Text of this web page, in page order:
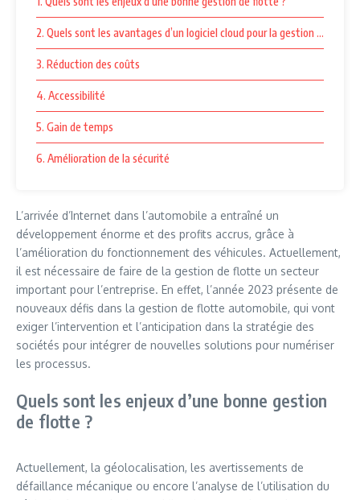
2. Quels sont les avantages d’un logiciel cloud pour la gestion de flotte
3. Réduction des coûts
4. Accessibilité
5. Gain de temps
6. Amélioration de la sécurité
L’arrivée d’Internet dans l’automobile a entraîné un
développement énorme et des profits accrus, grâce à
l’amélioration du fonctionnement des véhicules. Actuellement,
il est nécessaire de faire de la gestion de flotte un secteur
important pour l’entreprise. En effet, l’année 2023 présente de
nouveaux défis dans la gestion de flotte automobile, qui vont
exiger l’intervention et l’anticipation dans la stratégie des
sociétés pour intégrer de nouvelles solutions pour numériser
les processus.
Quels sont les enjeux d’une bonne gestion
de flotte ?
Actuellement, la géolocalisation, les avertissements de
défaillance mécanique ou encore l’analyse de l’utilisation du